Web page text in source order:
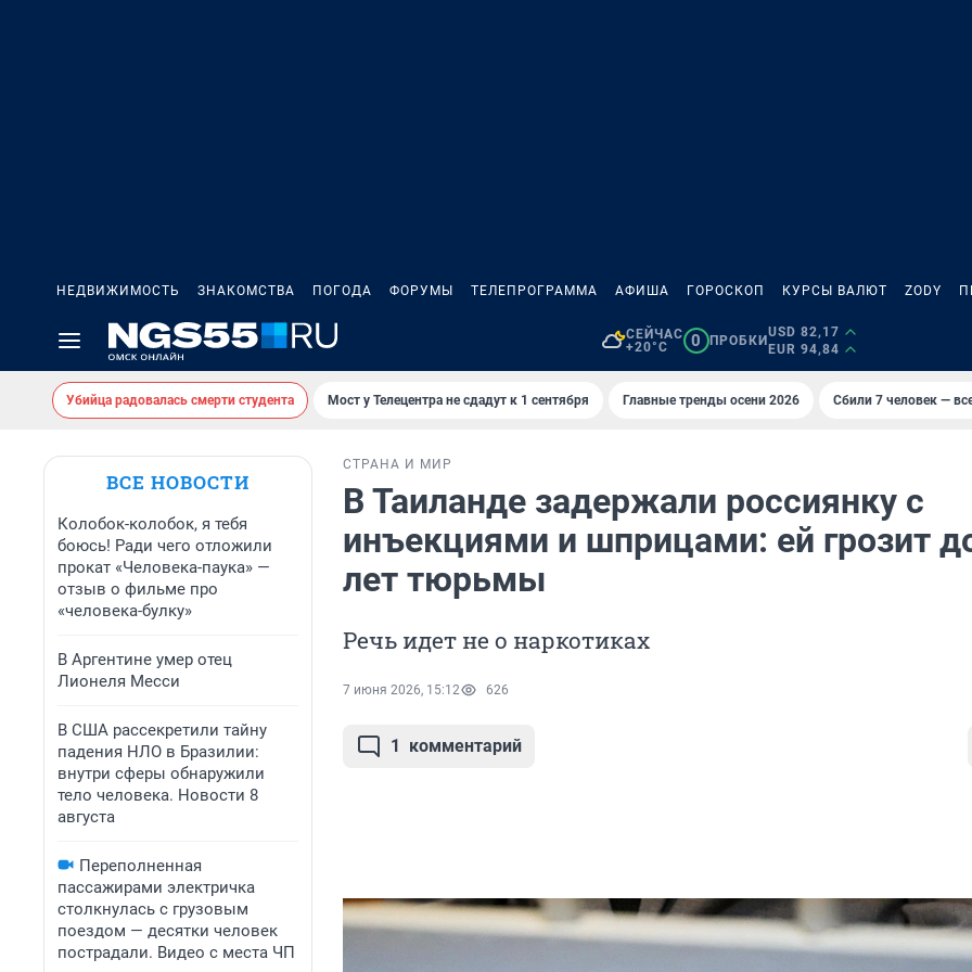
НЕДВИЖИМОСТЬ ЗНАКОМСТВА ПОГОДА ФОРУМЫ ТЕЛЕПРОГРАММА АФИША ГОРОСКОП КУРСЫ ВАЛЮТ ZODY
СЕЙЧАС
+20°C
0 ПРОБКИ
USD 82,17
EUR 94,84
Убийца радовалась смерти студента Мост у Телецентра не сдадут к 1 сентября Главные тренды осени 2026 Сбили 7 человек —
ВСЕ НОВОСТИ
Колобок-колобок, я тебя
боюсь! Ради чего отложили
прокат «Человека-паука» —
отзыв о фильме про
«человека-булку»
В Аргентине умер отец
Лионеля Месси
В США рассекретили тайну
падения НЛО в Бразилии:
внутри сферы обнаружили
тело человека. Новости 8
августа
Переполненная
пассажирами электричка
столкнулась с грузовым
поездом — десятки человек
пострадали. Видео с места ЧП
СТРАНА И МИР
В Таиланде задержали россиянку с
инъекциями и шприцами: ей грозит
лет тюрьмы
Речь идет не о наркотиках
7 июня 2026, 15:12 626
1 комментарий